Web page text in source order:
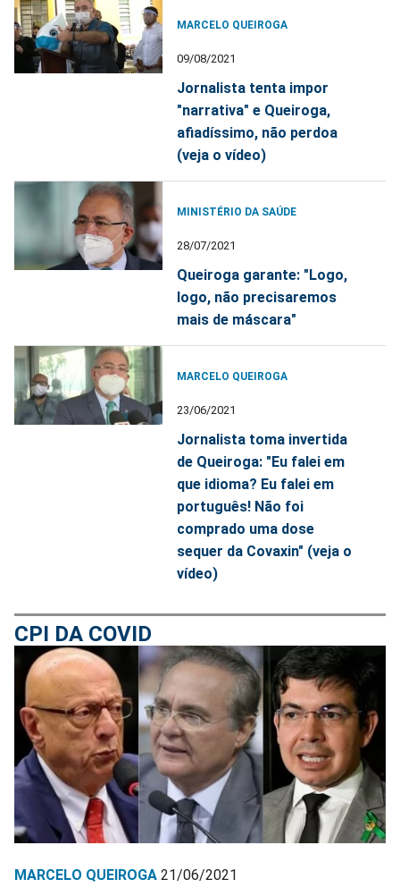
MARCELO QUEIROGA
09/08/2021
Jornalista tenta impor
"narrativa" e Queiroga,
afiadíssimo, não perdoa
(veja o vídeo)
MINISTÉRIO DA SAÚDE
28/07/2021
Queiroga garante: "Logo,
logo, não precisaremos
mais de máscara"
MARCELO QUEIROGA
23/06/2021
Jornalista toma invertida
de Queiroga: "Eu falei em
que idioma? Eu falei em
português! Não foi
comprado uma dose
sequer da Covaxin" (veja o
vídeo)
CPI DA COVID
MARCELO QUEIROGA 21/06/2021